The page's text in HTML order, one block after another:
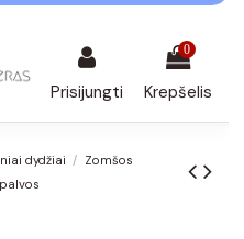
Prisijungti
0
Krepšelis
dydžiai
Zomšos